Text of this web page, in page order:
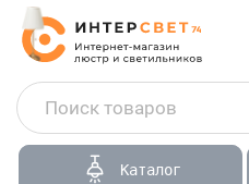
Каталог